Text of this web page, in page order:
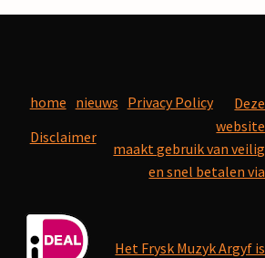
home nieuws Privacy Policy
Disclaimer
Deze
website
maakt gebruik van veilig
en snel betalen via
Het Frysk Muzyk Argyf is